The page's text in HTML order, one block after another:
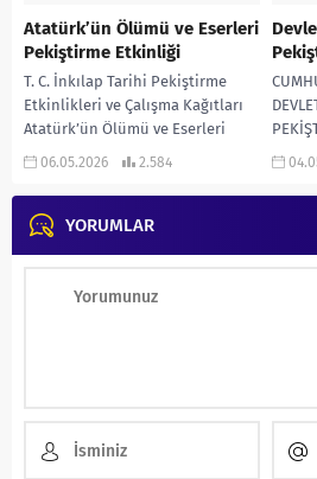
Atatürk’ün Ölümü ve Eserleri
Pekiştirme Etkinliği
T. C. İnkılap Tarihi Pekiştirme
Etkinlikleri ve Çalışma Kağıtları
Atatürk’ün Ölümü ve Eserleri
Pekiştirme Etkinliği ATATÜRK’ÜN
06.05.2026 2.584
YORUMLAR